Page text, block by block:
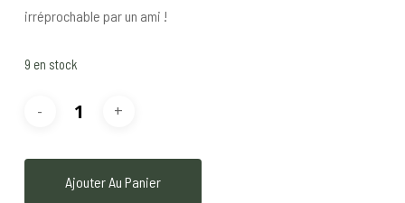
irréprochable par un ami !
9 en stock
Ajouter Au Panier